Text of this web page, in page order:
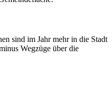
sind im Jahr mehr in die Stadt
Wegzüge über die